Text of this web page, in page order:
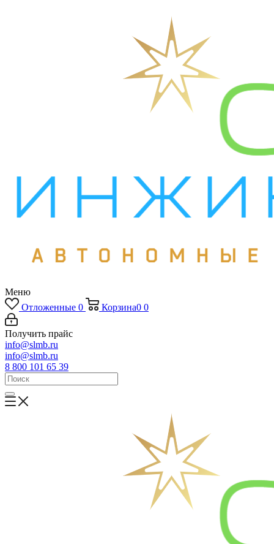
Меню
Отложенные 0 Корзина0 0
Получить прайс
info@slmb.ru
info@slmb.ru
8 800 101 65 39